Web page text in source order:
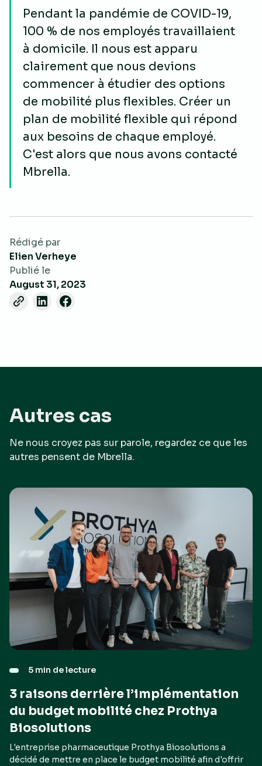
Pendant la pandémie de COVID-19,
100 % de nos employés travaillaient
à domicile. Il nous est apparu
clairement que nous devions
commencer à étudier des options
de mobilité plus flexibles. Créer un
plan de mobilité flexible qui répond
aux besoins de chaque employé.
C'est alors que nous avons contacté
Mbrella.
Rédigé par
Elien Verheye
Publié le
August 31, 2023
Autres cas
Ne nous croyez pas sur parole, regardez ce que les
autres pensent de Mbrella.
5 min de lecture
3 raisons derrière l’implémentation
du budget mobilité chez Prothya
Biosolutions
L'entreprise pharmaceutique Prothya Biosolutions a
décidé de mettre en place le budget mobilité afin d'offrir